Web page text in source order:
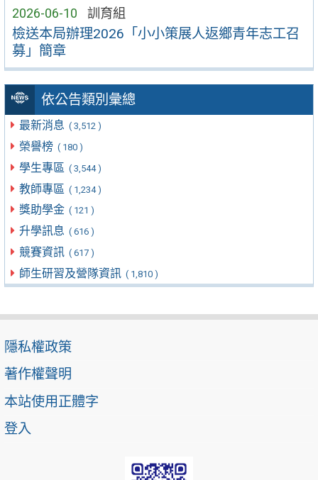
2026-06-10 訓育組
檢送本局辦理2026「小小策展人返鄉青年志工召
募」簡章
依公告類別彙總
最新消息 ( 3,512 )
榮譽榜 ( 180 )
學生專區 ( 3,544 )
教師專區 ( 1,234 )
獎助學金 ( 121 )
升學訊息 ( 616 )
競賽資訊 ( 617 )
師生研習及營隊資訊 ( 1,810 )
隱私權政策
著作權聲明
本站使用正體字
登入